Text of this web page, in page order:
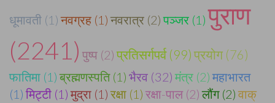
धूमावती (1) नवग्रह (1) नवरात्र (2) पञ्जर (1) पुराण
(2241) पुष्प (2) प्रतिसर्गपर्व (99) प्रयोग (76)
फातिमा (1) ब्रह्मणस्पति (1) भैरव (32) मंत्र (2) महाभारत
(1) मिट्टी (1) मुद्रा (1) रक्षा (1) रक्षा-पाल (2) लौंग (2) वाक्